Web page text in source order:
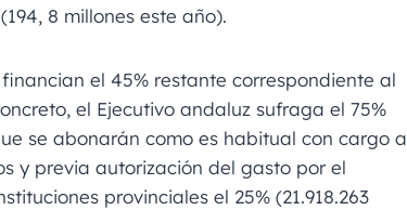
8 millones este año).
el 45% restante correspondiente al
el Ejecutivo andaluz sufraga el 75%
se abonarán como es habitual con cargo a
y previa autorización del gasto por el
provinciales el 25% (21.918.263